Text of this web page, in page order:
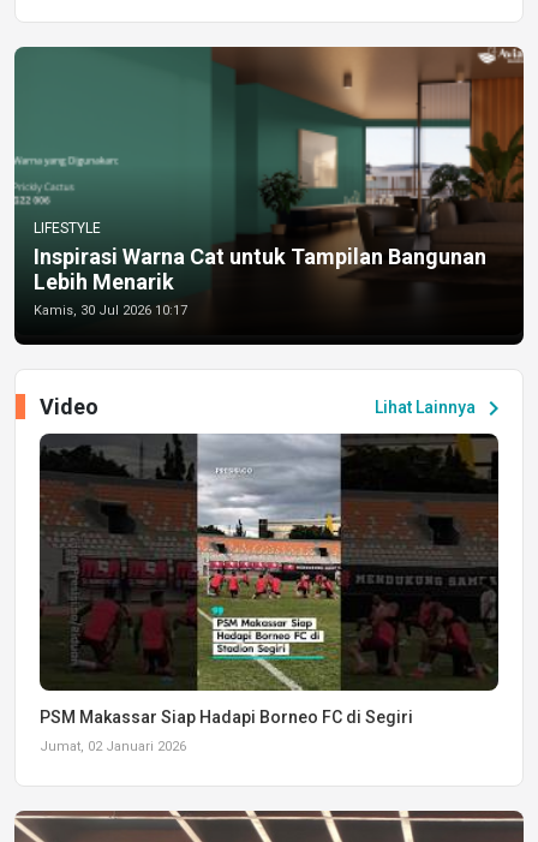
LIFESTYLE
Inspirasi Warna Cat untuk Tampilan Bangunan
Lebih Menarik
Kamis, 30 Jul 2026 10:17
Lihat Lainnya chevron_right
Video
PSM Makassar Siap Hadapi Borneo FC di Segiri
Jumat, 02 Januari 2026